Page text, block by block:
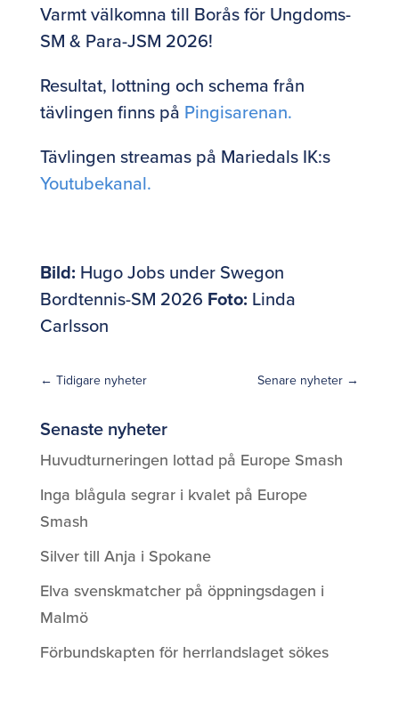
Varmt välkomna till Borås för Ungdoms-
SM & Para-JSM 2026!
Resultat, lottning och schema från
tävlingen finns på Pingisarenan.
Tävlingen streamas på Mariedals IK:s
Youtubekanal.
Bild: Hugo Jobs under Swegon
Bordtennis-SM 2026 Foto: Linda
Carlsson
← Tidigare nyheter Senare nyheter →
Senaste nyheter
Huvudturneringen lottad på Europe Smash
Inga blågula segrar i kvalet på Europe
Smash
Silver till Anja i Spokane
Elva svenskmatcher på öppningsdagen i
Malmö
Förbundskapten för herrlandslaget sökes